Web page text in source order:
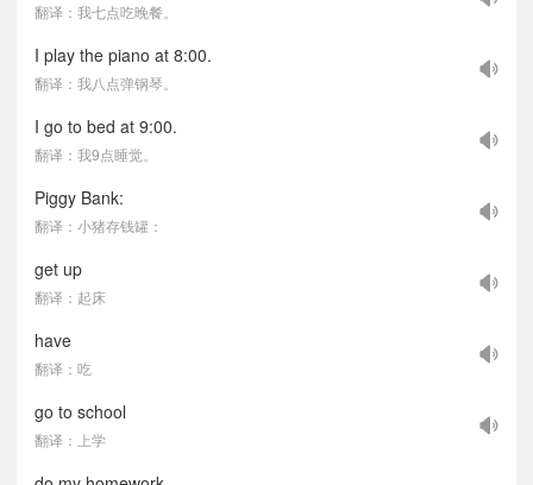
翻译：我七点吃晚餐。
I play the piano at 8:00.
翻译：我八点弹钢琴。
I go to bed at 9:00.
翻译：我9点睡觉。
Piggy Bank:
翻译：小猪存钱罐：
get up
翻译：起床
have
翻译：吃
go to school
翻译：上学